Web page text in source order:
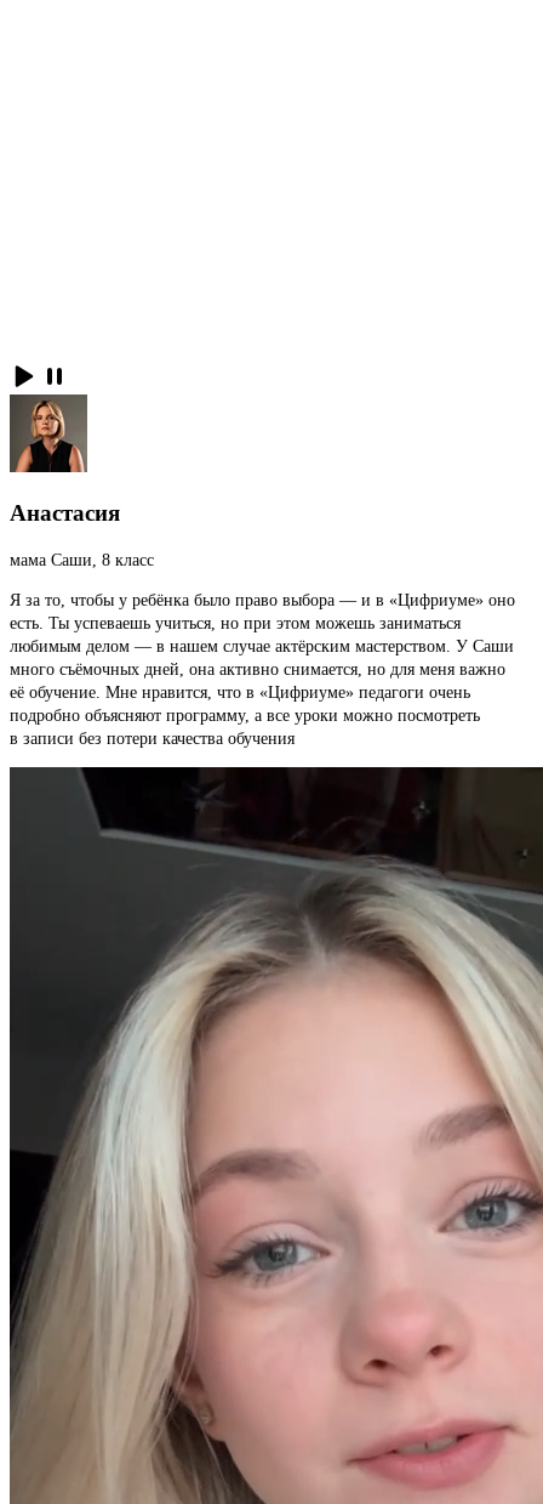
Анастасия
мама Саши, 8 класс
Я за то, чтобы у ребёнка было право выбора — и в «Цифриуме» оно
есть. Ты успеваешь учиться, но при этом можешь заниматься
любимым делом — в нашем случае актёрским мастерством. У Саши
много съёмочных дней, она активно снимается, но для меня важно
её обучение. Мне нравится, что в «Цифриуме» педагоги очень
подробно объясняют программу, а все уроки можно посмотреть
в записи без потери качества обучения